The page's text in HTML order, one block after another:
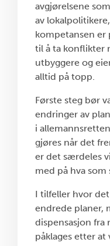
avgjørelsene
av
kompetansen er
til å ta konflikter
utbyggere og
alltid på topp.
Første steg bør
endringer av
i
gjøres når det
er det særdeles
med på hva
I tilfeller hvor
endrede planer,
dispensasjon fra
påklages etter at